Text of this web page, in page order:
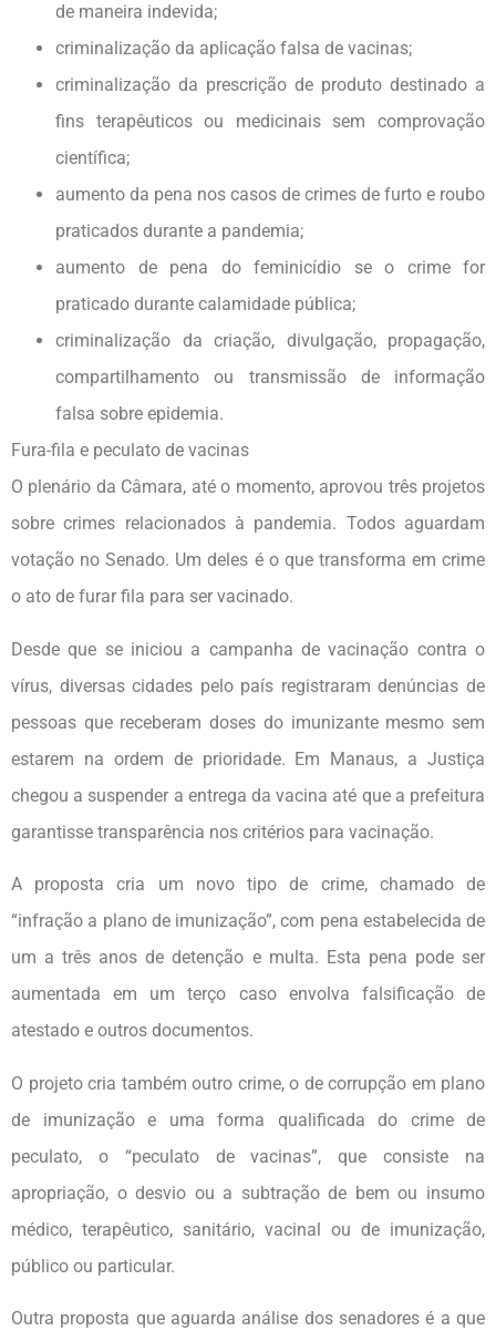
de maneira indevida;
criminalização da aplicação falsa de vacinas;
criminalização da prescrição de produto destinado a
fins terapêuticos ou medicinais sem comprovação
científica;
aumento da pena nos casos de crimes de furto e roubo
praticados durante a pandemia;
aumento de pena do feminicídio se o crime for
praticado durante calamidade pública;
criminalização da criação, divulgação, propagação,
compartilhamento ou transmissão de informação
falsa sobre epidemia.
Fura-fila e peculato de vacinas
O plenário da Câmara, até o momento, aprovou três projetos
sobre crimes relacionados à pandemia. Todos aguardam
votação no Senado. Um deles é o que transforma em crime
o ato de furar fila para ser vacinado.
Desde que se iniciou a campanha de vacinação contra o
vírus, diversas cidades pelo país registraram denúncias de
pessoas que receberam doses do imunizante mesmo sem
estarem na ordem de prioridade. Em Manaus, a Justiça
chegou a suspender a entrega da vacina até que a prefeitura
garantisse transparência nos critérios para vacinação.
A proposta cria um novo tipo de crime, chamado de
“infração a plano de imunização”, com pena estabelecida de
um a três anos de detenção e multa. Esta pena pode ser
aumentada em um terço caso envolva falsificação de
atestado e outros documentos.
O projeto cria também outro crime, o de corrupção em plano
de imunização e uma forma qualificada do crime de
peculato, o “peculato de vacinas”, que consiste na
apropriação, o desvio ou a subtração de bem ou insumo
médico, terapêutico, sanitário, vacinal ou de imunização,
público ou particular.
Outra proposta que aguarda análise dos senadores é a que